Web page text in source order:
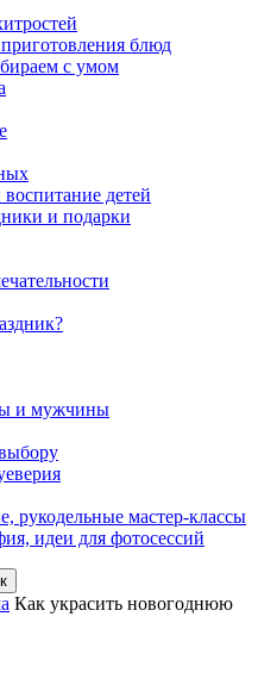
блюд
с умом
детей
и подарки
и мужчины
рукодельные мастер-классы
идеи для фотосессий
Как украсить новогоднюю